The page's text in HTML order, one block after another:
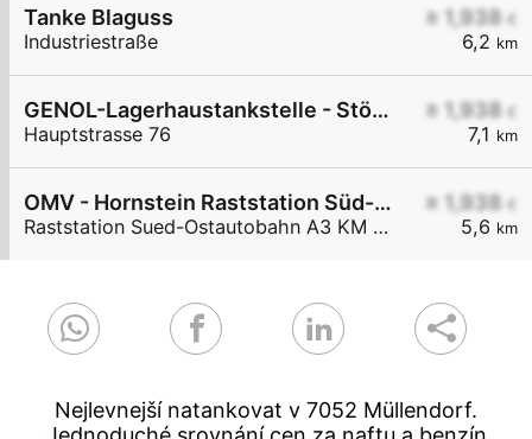
≥ 1,938 €
6,2 km
Tanke Blaguss
Industriestraße
≥ 1,938 €
7,1 km
GENOL-Lagerhaustankstelle - Stöttera
Hauptstrasse 76
≥ 1,938 €
5,6 km
OMV - Hornstein Raststation Süd-Ostautobahn A3 KM 27,6
Raststation Sued-Ostautobahn A3 KM 27,6
Nejlevnejší natankovat v 7052 Müllendorf.